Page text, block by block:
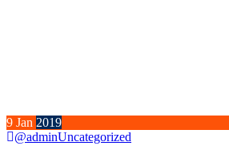
9 Jan 2019
@adminUncategorized